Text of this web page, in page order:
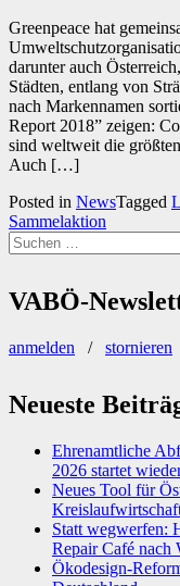
Greenpeace hat
darunter auch
Städten, entlang von
nach Markennamen
Report 2018” zeigen:
sind weltweit die
Auch […]
Posted in NewsTagged
Sammelaktion
Suchen
nach:
VABÖ-
anmelden / stornieren
Neueste
Ehrenamtliche
2026 startet
Neues Tool für
Statt wegwerfen:
Repair Café nach
Ökodesign-